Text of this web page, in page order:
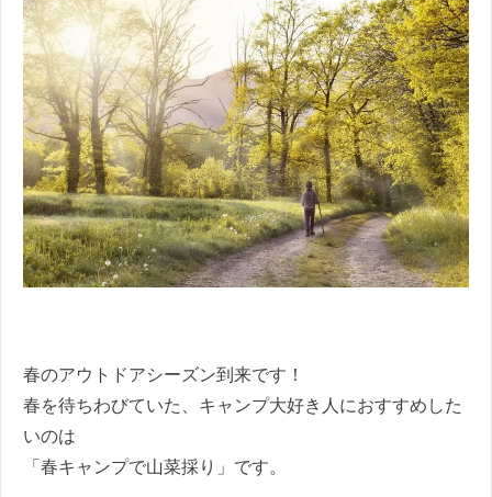
春のアウトドアシーズン到来です！
春を待ちわびていた、キャンプ大好き人におすすめした
いのは
「春キャンプで山菜採り」です。